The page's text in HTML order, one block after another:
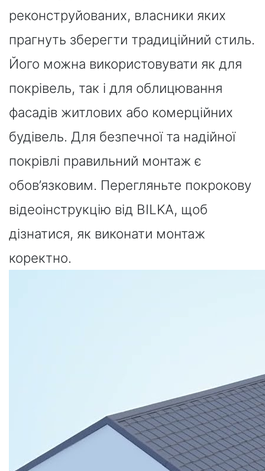
реконструйованих, власники яких
прагнуть зберегти традиційний стиль.
Його можна використовувати як для
покрівель, так і для облицювання
фасадів житлових або комерційних
будівель. Для безпечної та надійної
покрівлі правильний монтаж є
обов’язковим. Перегляньте покрокову
відеоінструкцію від BILKA, щоб
дізнатися, як виконати монтаж
коректно.